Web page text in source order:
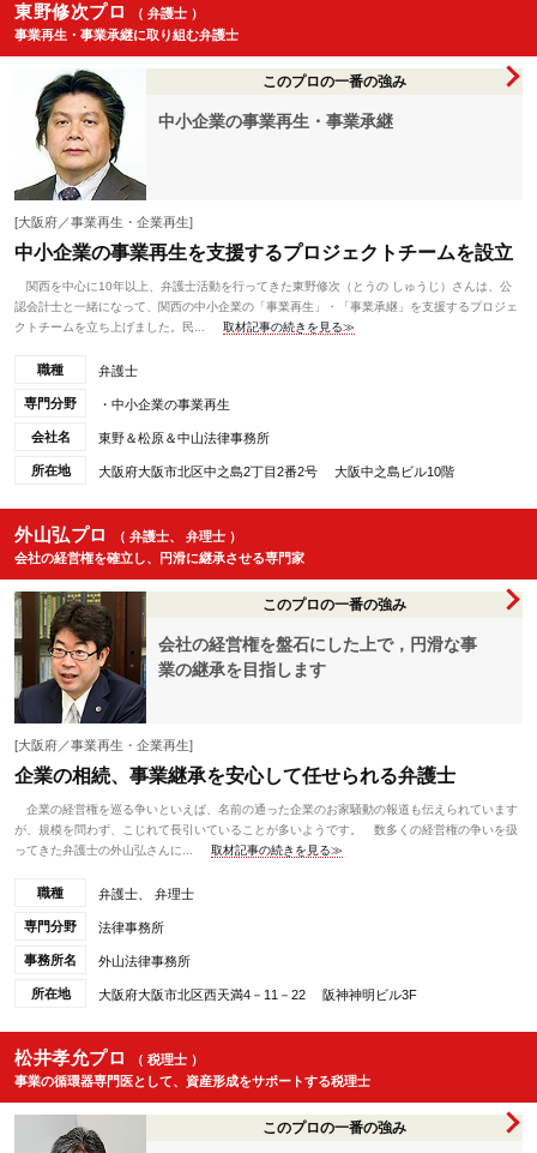
東野修次プロ
（ 弁護士 ）
事業再生・事業承継に取り組む弁護士
このプロの一番の強み
中小企業の事業再生・事業承継
[大阪府／事業再生・企業再生]
中小企業の事業再生を支援するプロジェクトチームを設立
関西を中心に10年以上、弁護士活動を行ってきた東野修次（とうの しゅうじ）さんは、公
認会計士と一緒になって、関西の中小企業の「事業再生」・「事業承継」を支援するプロジェ
クトチームを立ち上げました。民...
取材記事の続きを見る≫
職種 弁護士
専門分野 ・中小企業の事業再生
会社名 東野＆松原＆中山法律事務所
所在地 大阪府大阪市北区中之島2丁目2番2号 大阪中之島ビル10階
外山弘プロ
（ 弁護士、 弁理士 ）
会社の経営権を確立し、円滑に継承させる専門家
このプロの一番の強み
会社の経営権を盤石にした上で，円滑な事
業の継承を目指します
[大阪府／事業再生・企業再生]
企業の相続、事業継承を安心して任せられる弁護士
企業の経営権を巡る争いといえば、名前の通った企業のお家騒動の報道も伝えられています
が、規模を問わず、こじれて長引いていることが多いようです。 数多くの経営権の争いを扱
ってきた弁護士の外山弘さんに...
取材記事の続きを見る≫
職種 弁護士、 弁理士
専門分野 法律事務所
事務所名 外山法律事務所
所在地 大阪府大阪市北区西天満4－11－22 阪神神明ビル3F
松井孝允プロ
（ 税理士 ）
事業の循環器専門医として、資産形成をサポートする税理士
このプロの一番の強み